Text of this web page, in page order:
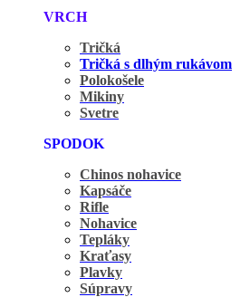
VRCH
Tričká
Tričká s dlhým rukávom
Polokošele
Mikiny
Svetre
SPODOK
Chinos nohavice
Kapsáče
Rifle
Nohavice
Tepláky
Kraťasy
Plavky
Súpravy